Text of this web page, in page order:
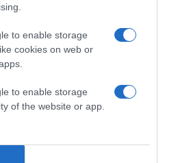
to enable storage
cookies on web or
to enable storage
of the website or app.
Twitter Pinterest
World Tour